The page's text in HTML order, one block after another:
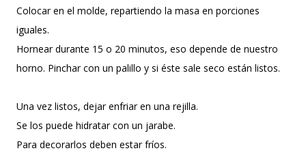
Colocar en el molde, repartiendo la masa en porciones
iguales.
Hornear durante 15 o 20 minutos, eso depende de nuestro
horno. Pinchar con un palillo y si éste sale seco están listos.
Una vez listos, dejar enfriar en una rejilla.
Se los puede hidratar con un jarabe.
Para decorarlos deben estar fríos.